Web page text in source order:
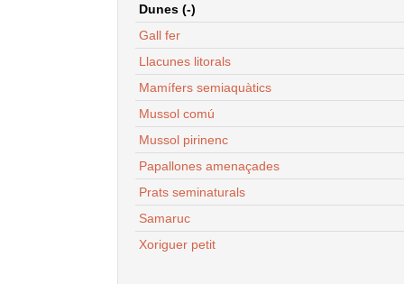
Dunes (-)
Gall fer
Llacunes litorals
Mamífers semiaquàtics
Mussol comú
Mussol pirinenc
Papallones amenaçades
Prats seminaturals
Samaruc
Xoriguer petit